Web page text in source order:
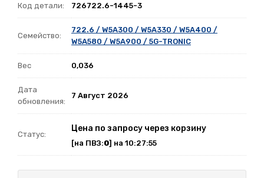
Код детали: 726722.6-1445-3
Семейство:
722.6 / W5A300 / W5A330 / W5A400 /
W5A580 / W5A900 / 5G-TRONIC
Вес 0,036
Дата
обновления:
7 Август 2026
Статус:
Цена по запросу через корзину
[на ПВЗ:0] на 10:27:55